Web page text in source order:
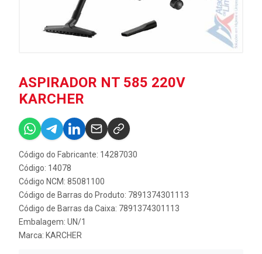
ASPIRADOR NT 585 220V
KARCHER
Código do Fabricante: 14287030
Código: 14078
Código NCM: 85081100
Código de Barras do Produto: 7891374301113
Código de Barras da Caixa: 7891374301113
Embalagem: UN/1
Marca: KARCHER